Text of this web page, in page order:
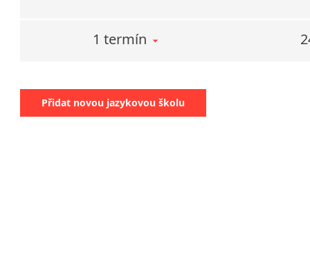
1 termín
Přidat novou jazykovou školu